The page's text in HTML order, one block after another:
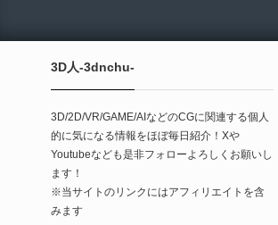
3D人-3dnchu-
3D/2D/VR/GAME/AIなどのCGに関連する個人
的に気になる情報をほぼ毎日紹介！Xや
Youtubeなども是非フォローよろしくお願いし
ます！
※当サイトのリンクにはアフィリエイトを含
みます